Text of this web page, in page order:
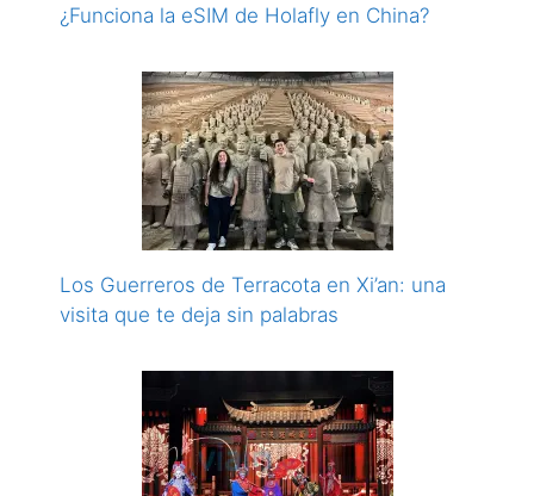
¿Funciona la eSIM de Holafly en China?
Los Guerreros de Terracota en Xi’an: una
visita que te deja sin palabras